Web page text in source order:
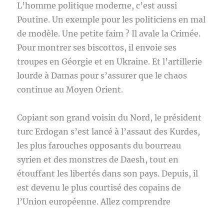
L’homme politique moderne, c’est aussi
Poutine. Un exemple pour les politiciens en mal
de modèle. Une petite faim ? Il avale la Crimée.
Pour montrer ses biscottos, il envoie ses
troupes en Géorgie et en Ukraine. Et l’artillerie
lourde à Damas pour s’assurer que le chaos
continue au Moyen Orient.
Copiant son grand voisin du Nord, le président
turc Erdogan s’est lancé à l’assaut des Kurdes,
les plus farouches opposants du bourreau
syrien et des monstres de Daesh, tout en
étouffant les libertés dans son pays. Depuis, il
est devenu le plus courtisé des copains de
l’Union européenne. Allez comprendre